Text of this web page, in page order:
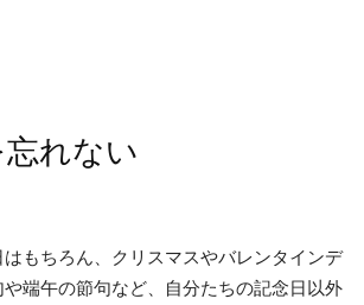
れない
もちろん、クリスマスやバレンタインデ
端午の節句など、自分たちの記念日以外